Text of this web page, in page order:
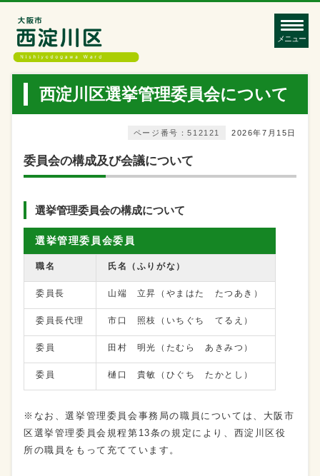
メニュー
西淀川区選挙管理委員会について
2026年7月15日
ページ番号：512121
委員会の構成及び会議について
選挙管理委員会の構成について
選挙管理委員会委員
職名 氏名（ふりがな）
委員長 山端 立昇（やまはた たつあき）
委員長代理 市口 照枝（いちぐち てるえ）
委員 田村 明光（たむら あきみつ）
委員 樋口 貴敏（ひぐち たかとし）
※なお、選挙管理委員会事務局の職員については、大阪市
区選挙管理委員会規程第13条の規定により、西淀川区役
所の職員をもって充てています。